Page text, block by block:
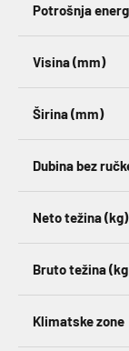
Potrošnja
Visina (mm)
Širina (mm)
Dubina bez
Neto težina (kg)
Bruto težina
Klimatske zone